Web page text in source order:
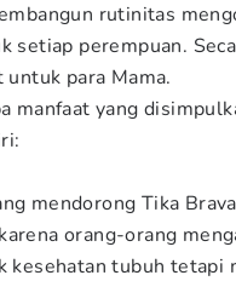
rutinitas
setiap perempuan.
para Mama.
manfaat yang
mendorong Tika
orang-orang
kesehatan tubuh tetapi